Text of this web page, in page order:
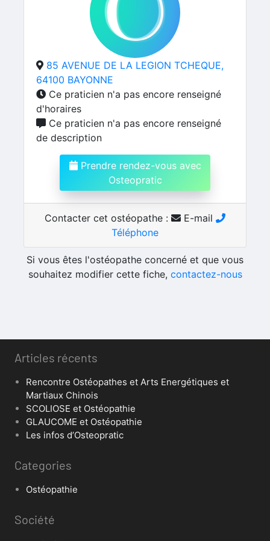
85 AVENUE DE LA LEGION TCHEQUE,
64100 BAYONNE
Ce praticien n'a pas encore renseigné
d'horaires
Ce praticien n'a pas encore renseigné
de description
Prendre rendez-vous avec
Osteopratic
Contacter cet ostéopathe :
E-mail
Téléphone
Si vous êtes l'ostéopathe concerné et que vous
souhaitez modifier cette fiche, contactez-nous
Articles récents
Rencontre Ostéopathes et Arts Energétiques et
Martiaux Chinois
SCOLIOSE et Ostéopathie
GLAUCOME et Ostéopathie
Les infos d’Osteopratic
Categories
Ostéopathie
Société